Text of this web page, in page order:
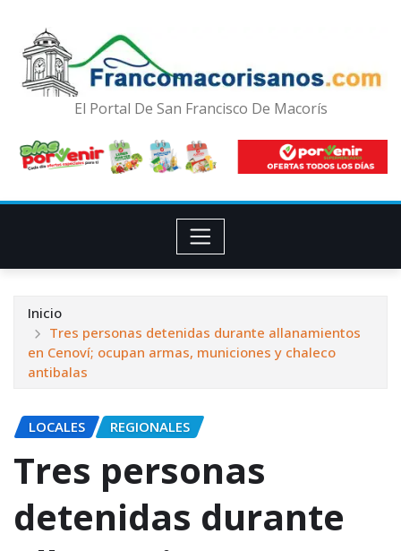
El Portal De San Francisco De Macorís
Inicio
Tres personas detenidas durante allanamientos
en Cenoví; ocupan armas, municiones y chaleco
antibalas
LOCALES REGIONALES
Tres personas
detenidas durante